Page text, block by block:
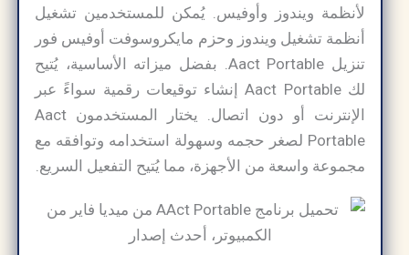
لأنظمة ويندوز وأوفيس. يُمكن للمستخدمين تشغيل
أنظمة تشغيل ويندوز وحزم مايكروسوفت أوفيس فور
تنزيل Aact Portable. بفضل ميزاته الأساسية، يُتيح
لك Aact Portable إنشاء توقيعات رقمية سواءً عبر
الإنترنت أو دون اتصال. يختار المستخدمون Aact
Portable لصغر حجمه وسهولة استخدامه وتوافقه مع
مجموعة واسعة من الأجهزة، مما يُتيح التفعيل السريع.